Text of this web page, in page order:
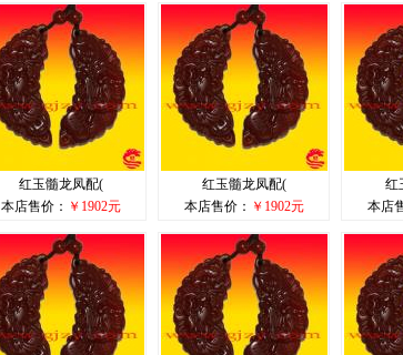
红玉髓龙凤配(
本店售价： ￥1902元
红玉髓龙凤配(
本店售价： ￥1902元
红
本店